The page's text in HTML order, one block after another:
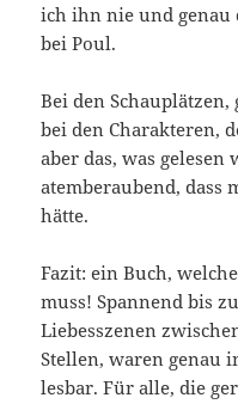
ich ihn nie und genau
bei Poul.
Bei den
bei den Charakteren,
aber das, was
atemberaubend, dass
hätte.
Fazit: ein Buch,
muss! Spannend bis
Liebesszenen
Stellen, waren genau
lesbar. Für alle, die